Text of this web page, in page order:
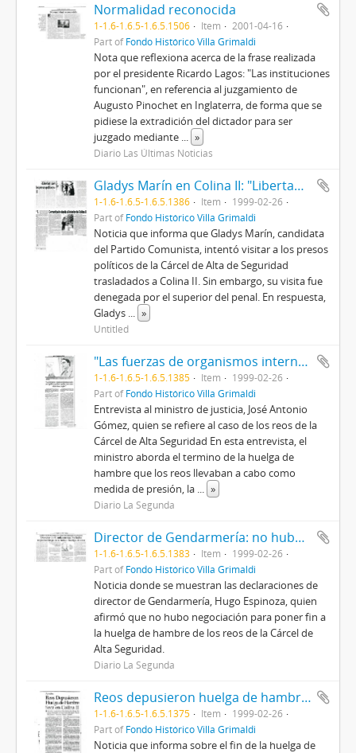
Normalidad reconocida
1-1.6-1.6.5-1.6.5.1506 Item
2001-04-16
Part ofFondo Histórico Villa Grimaldi
Nota que reflexiona acerca de la frase realizada
por el presidente Ricardo Lagos: "Las instituciones
funcionan", en referencia al juzgamiento de
Augusto Pinochet en Inglaterra, de forma que se
pidiese la extradición del dictador para ser
juzgado mediante ... »
Diario Las Últimas Noticias
Gladys Marín en Colina II: "Libertad para los presos políticos"
1-1.6-1.6.5-1.6.5.1386 Item
1999-02-26
Part ofFondo Histórico Villa Grimaldi
Noticia que informa que Gladys Marín, candidata
del Partido Comunista, intentó visitar a los presos
políticos de la Cárcel de Alta de Seguridad
trasladados a Colina II. Sin embargo, su visita fue
denegada por el superior del penal. En respuesta,
Gladys ... »
Untitled
"Las fuerzas de organismos internacionales nos significan presiones que hoy no estamos dispuestos a aceptar"
1-1.6-1.6.5-1.6.5.1385 Item
1999-02-26
Part ofFondo Histórico Villa Grimaldi
Entrevista al ministro de justicia, José Antonio
Gómez, quien se refiere al caso de los reos de la
Cárcel de Alta Seguridad En esta entrevista, el
ministro aborda el termino de la huelga de
hambre que los reos llevaban a cabo como
medida de presión, la ... »
Diario La Segunda
Director de Gendarmería: no hubo negociación para terminar huelga de reos
1-1.6-1.6.5-1.6.5.1383 Item
1999-02-26
Part ofFondo Histórico Villa Grimaldi
Noticia donde se muestran las declaraciones de
director de Gendarmería, Hugo Espinoza, quien
afirmó que no hubo negociación para poner fin a
la huelga de hambre de los reos de la Cárcel de
Alta Seguridad.
Diario La Segunda
Reos depusieron huelga de hambre seca en Colina II
1-1.6-1.6.5-1.6.5.1375 Item
1999-02-26
Part ofFondo Histórico Villa Grimaldi
Noticia que informa sobre el fin de la huelga de